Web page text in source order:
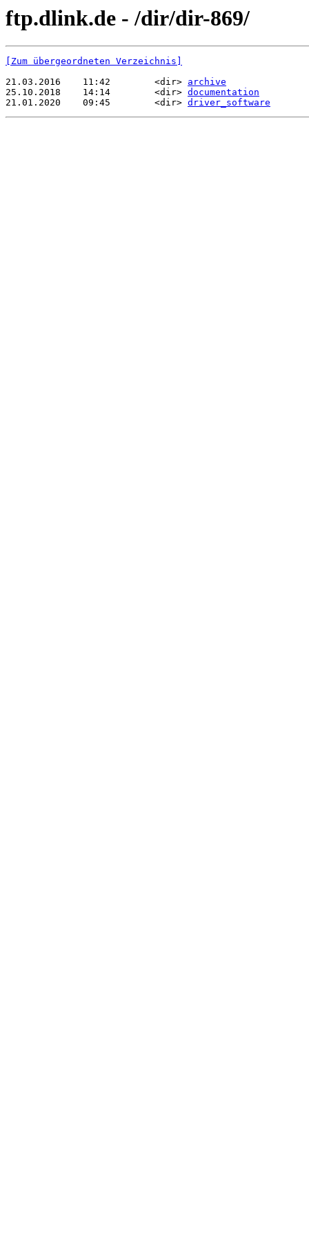
ftp.dlink.de - /dir/dir-869/
[Zum übergeordneten Verzeichnis]
21.03.2016    11:42        <dir> archive
25.10.2018    14:14        <dir> documentation
21.01.2020    09:45        <dir> driver_software